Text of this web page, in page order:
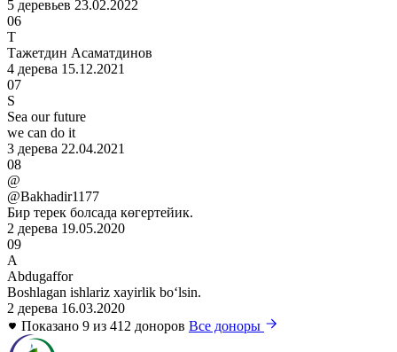
5 деревьев 23.02.2022
06
Т
Тажетдин Асаматдинов
4 дерева 15.12.2021
07
S
Sea our future
we can do it
3 дерева 22.04.2021
08
@
@Bakhadir1177
Бир терек болсада көгертейик.
2 дерева 19.05.2020
09
A
Abdugaffor
Boshlagan ishlariz xayirlik boʻlsin.
2 дерева 16.03.2020
Показано 9 из 412 доноров Все доноры